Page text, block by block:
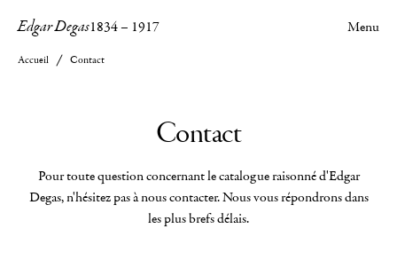
Edgar Degas1834– 1917 Menu
Accueil Contact
Contact
Pour toute question concernant le catalogue raisonné d'Edgar
Degas, n'hésitez pas à nous contacter. Nous vous répondrons dans
les plus brefs délais.